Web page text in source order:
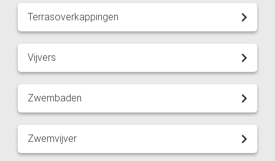
Terrasoverkappingen
Vijvers
Zwembaden
Zwemvijver